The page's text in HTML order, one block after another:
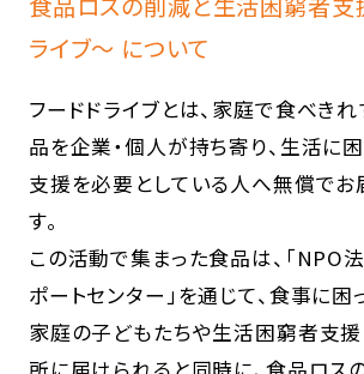
ライブ～ について
フードドライブとは、家庭で食べき
品を企業・個人が持ち寄り、生活に困
支援を必要としている人へ無償でお
す。
この活動で集まった食品は、「NPO
ポートセンター」を通じて、食事に困
家庭の子どもたちや生活困窮者支